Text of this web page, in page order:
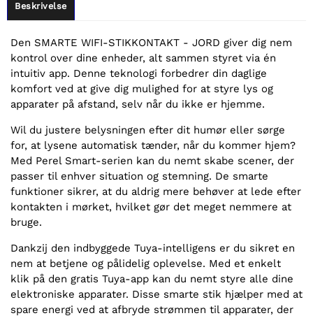
Beskrivelse
Den SMARTE WIFI-STIKKONTAKT - JORD giver dig nem
kontrol over dine enheder, alt sammen styret via én
intuitiv app. Denne teknologi forbedrer din daglige
komfort ved at give dig mulighed for at styre lys og
apparater på afstand, selv når du ikke er hjemme.
Wil du justere belysningen efter dit humør eller sørge
for, at lysene automatisk tænder, når du kommer hjem?
Med Perel Smart-serien kan du nemt skabe scener, der
passer til enhver situation og stemning. De smarte
funktioner sikrer, at du aldrig mere behøver at lede efter
kontakten i mørket, hvilket gør det meget nemmere at
bruge.
Dankzij den indbyggede Tuya-intelligens er du sikret en
nem at betjene og pålidelig oplevelse. Med et enkelt
klik på den gratis Tuya-app kan du nemt styre alle dine
elektroniske apparater. Disse smarte stik hjælper med at
spare energi ved at afbryde strømmen til apparater, der